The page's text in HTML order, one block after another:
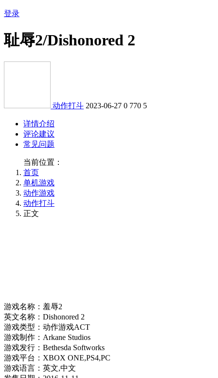
登录
耻辱2/Dishonored 2
动作打斗 2023-06-27 0 770 5
详情介绍
评论建议
常见问题
当前位置：
首页
单机游戏
动作游戏
动作打斗
正文
游戏名称：羞辱2
英文名称：Dishonored 2
游戏类型：动作游戏ACT
游戏制作：Arkane Studios
游戏发行：Bethesda Softworks
游戏平台：XBOX ONE,PS4,PC
游戏语言：英文,中文